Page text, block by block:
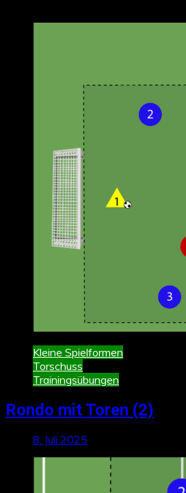
Kleine Spielformen
Torschuss
Trainingsübungen
Rondo mit Toren (2)
8. Juli 2025